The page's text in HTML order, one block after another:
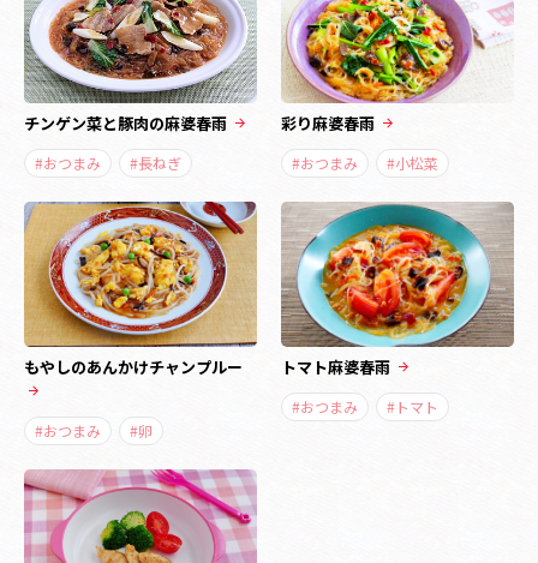
チンゲン菜と豚肉の麻婆春雨
#おつまみ #長ねぎ
彩り麻婆春雨
#おつまみ #小松菜
もやしのあんかけチャンプルー
#おつまみ #卵
トマト麻婆春雨
#おつまみ #トマト